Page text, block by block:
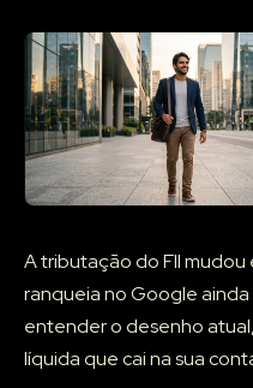
A tributação do FII
ranqueia no Google
entender o desenho
líquida que cai na sua